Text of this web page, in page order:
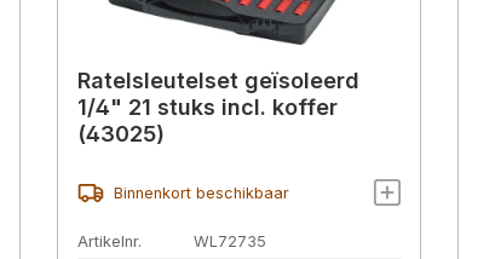
Ratelsleutelset geïsoleerd
1/4" 21 stuks incl. koffer
(43025)
Binnenkort beschikbaar
Artikelnr. WL72735